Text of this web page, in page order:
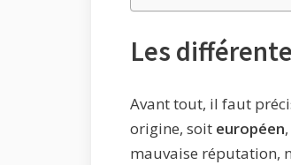
Les
Avant tout, il faut
origine, soit européen
mauvaise réputation,